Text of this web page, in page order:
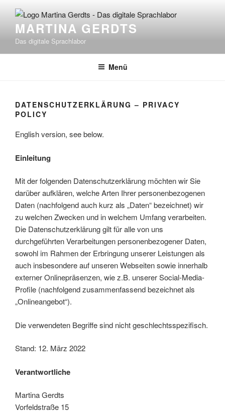
Inhalt
springenMARTINA GERDTS
Das digitale Sprachlabor
Menü
DATENSCHUTZERKLÄRUNG – PRIVACY
POLICY
English version, see below.
Einleitung
Mit der folgenden Datenschutzerklärung möchten wir Sie
darüber aufklären, welche Arten Ihrer personenbezogenen
Daten (nachfolgend auch kurz als „Daten“ bezeichnet) wir
zu welchen Zwecken und in welchem Umfang verarbeiten.
Die Datenschutzerklärung gilt für alle von uns
durchgeführten Verarbeitungen personenbezogener Daten,
sowohl im Rahmen der Erbringung unserer Leistungen als
auch insbesondere auf unseren Webseiten sowie innerhalb
externer Onlinepräsenzen, wie z.B. unserer Social-Media-
Profile (nachfolgend zusammenfassend bezeichnet als
„Onlineangebot“).
Die verwendeten Begriffe sind nicht geschlechtsspezifisch.
Stand: 12. März 2022
Verantwortliche
Martina Gerdts
Vorfeldstraße 15